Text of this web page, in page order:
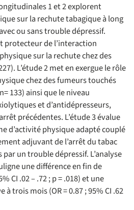
1 et 2 explorent
sur la rechute tabagique à long
ou sans trouble dépressif.
protecteur de l’interaction
sur la rechute chez des
L’étude 2 met en exergue le rôle
chez des fumeurs touchés
133) ainsi que le niveau
et d’antidépresseurs,
précédentes. L’étude 3 évalue
d’activité physique adapté couplé
adjuvant de l’arrêt du tabac
un trouble dépressif. L’analyse
une différence en fin de
CI .02 – .72 ; p = .018) et une
trois mois (OR = 0.87 ; 95% CI .62